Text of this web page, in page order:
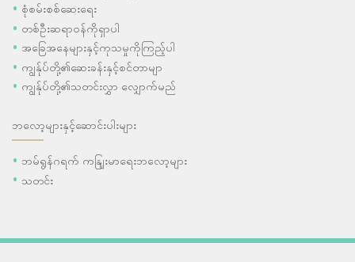
စုံစမ်းစစ်ဆေးရေး
တစ်ဦးဆရာဝန်ကိုရှာပါ
အခြေအနေများနှင့်ကုသမှုကိုကြည့်ပါ
ကျွန်ုပ်တို့၏ဆေးခန်းနှင့်စင်တာမျာ
ကျွန်ုပ်တို့၏သတင်းလွှာ လျှောက်မည်
ဘလော့များနှင့်ဆောင်းပါးများ
ဘမ်ရွန်ဂရက် ကနျြးမာရေးဘလော့များ
သတင်း